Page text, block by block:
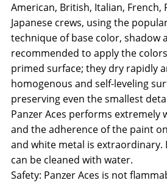
American, British, Italian, French,
Japanese crews, using the
technique of base color, shadow
recommended to apply the
primed surface; they dry rapidly
homogenous and self-leveling
preserving even the smallest
Panzer Aces performs extremely
and the adherence of the paint
and white metal is extraordinary.
can be cleaned with water.
Safety: Panzer Aces is not